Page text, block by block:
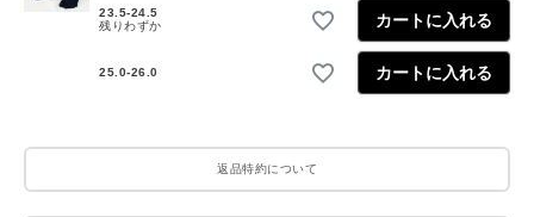
23.5-24.5
残りわずか
カートに入れる
25.0-26.0 カートに入れる
返品特約について